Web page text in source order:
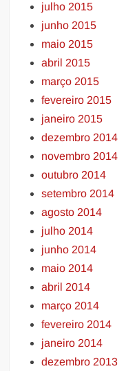
julho 2015
junho 2015
maio 2015
abril 2015
março 2015
fevereiro 2015
janeiro 2015
dezembro 2014
novembro 2014
outubro 2014
setembro 2014
agosto 2014
julho 2014
junho 2014
maio 2014
abril 2014
março 2014
fevereiro 2014
janeiro 2014
dezembro 2013